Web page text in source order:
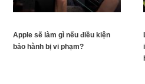
Apple sẽ làm gì nếu điều kiện
bảo hành bị vi phạm?